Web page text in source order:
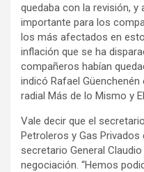
quedaba con la revisión,
importante para los
los más afectados en
inflación que se ha
compañeros habían
indicó Rafael
radial Más de lo Mismo y
Vale decir que el
Petroleros y Gas Privados
secretario General
negociación. “Hemos